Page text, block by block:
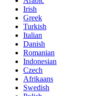
Irish
Greek
Turkish
Italian
Danish
Romanian
Indonesian
Czech
Afrikaans
Swedish